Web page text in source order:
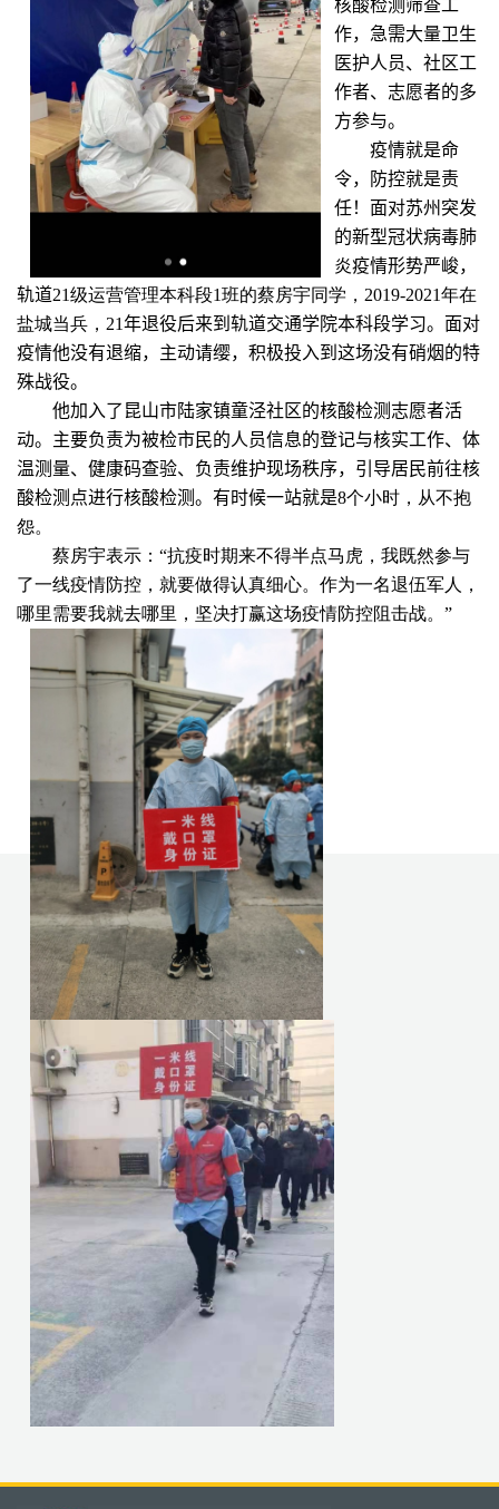
核酸检测筛查工
作，急需大量卫生
医护人员、社区工
作者、志愿者的多
方参与。
疫情就是命
令，防控就是责
任！面对苏州突发
的新型冠状病毒肺
炎疫情形势严峻，
轨道21级运营管理本科段1班的蔡房宇同学 ， 2019-2021年在
盐城当兵， 21年退役后来到轨道交通学院本科段学习。面对
疫情他没有退缩，主动请缨，积极投入到这场没有硝烟的特
殊战役。
他加入了 昆山市陆家镇童泾社区的核酸检测志愿者活
动。 主要负责为被检市民的人员信息的登记与核实工作、 体
温测量、健康码查验、 负责维护现场秩序，引导居民前往核
酸检测点进行核酸检测。有时候一站就是8个小时，从不抱
怨。
蔡房宇表示：“抗疫时期来不得半点马虎，我既然参与
了一线疫情防控，就要做得认真细心。作为一名退伍军人，
哪里需要我就去哪里，坚决打赢这场疫情防控阻击战。”